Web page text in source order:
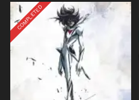
COMPLETED